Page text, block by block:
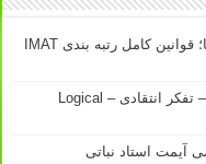
نحوه رتبه بندی داوطلبان در آزمون آیمت ایتالیا؛ قوانین کامل رتبه بندی IMAT
نمونه سوالات آیمت ایتالیا – استدلال و منطق – تفکر انتقادی – Logical
آیمت استاد نباتی